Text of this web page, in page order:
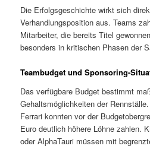
Die Erfolgsgeschichte wirkt sich
Verhandlungsposition aus. Teams
Mitarbeiter, die bereits Titel
besonders in kritischen Phasen der
Teambudget und Sponsoring-
Das verfügbare Budget bestimmt
Gehaltsmöglichkeiten der
Ferrari konnten vor der
Euro deutlich höhere Löhne zahlen.
oder AlphaTauri müssen mit